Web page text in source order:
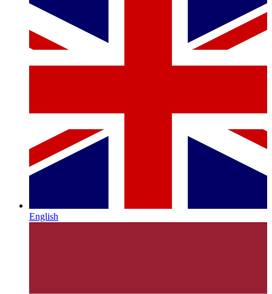
English